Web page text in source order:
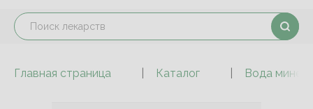
Главная страница Каталог Вода